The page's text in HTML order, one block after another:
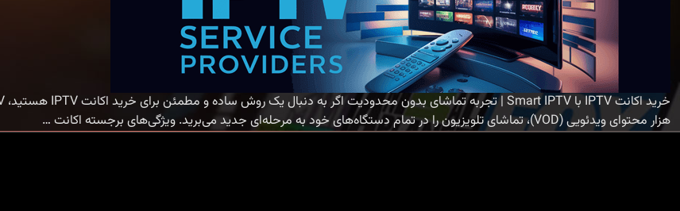
هزار محتوای ویدئویی (VOD)، تماشای تلویزیون را در تمام دستگاه‌های خود به مرحله‌ای جدید می‌برید. ویژگی‌های برجسته اکانت
…
اکانت